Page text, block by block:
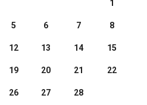
1
5 6 7 8
12 13 14 15
19 20 21 22
26 27
28